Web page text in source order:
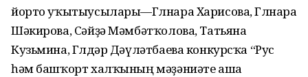
йорто уҡытыусылары—Гөлнара Харисова, Гөлнара
Шәкирова, Сәйҙә Мәмбәтҡолова, Татьяна
Кузьмина, Гөлдәр Дәүләтбаева конкурсҡа “Рус
һәм башҡорт халҡының мәҙәниәте аша